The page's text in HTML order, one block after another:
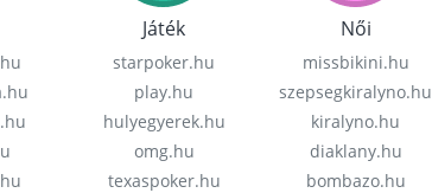
Játék
starpoker.hu
play.hu
hulyegyerek.hu
omg.hu
texaspoker.hu
Női
missbikini.hu
szepsegkiralyno.hu
kiralyno.hu
diaklany.hu
bombazo.hu